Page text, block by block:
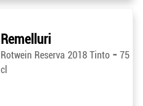
Remelluri
Rotwein Reserva 2018 Tinto -75
cl